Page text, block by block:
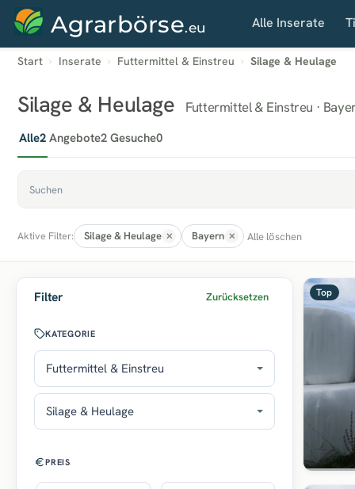
Agrarbörse.eu Alle Inserate
Start Inserate Futtermittel & Einstreu Silage & Heulage
Silage & Heulage Futtermittel & Einstreu ·
Alle2 Angebote2 Gesuche0
Aktive Filter: Silage & Heulage Bayern Alle löschen
Filter Zurücksetzen
KATEGORIE
Futtermittel & Einstreu
Silage & Heulage
PREIS
Top